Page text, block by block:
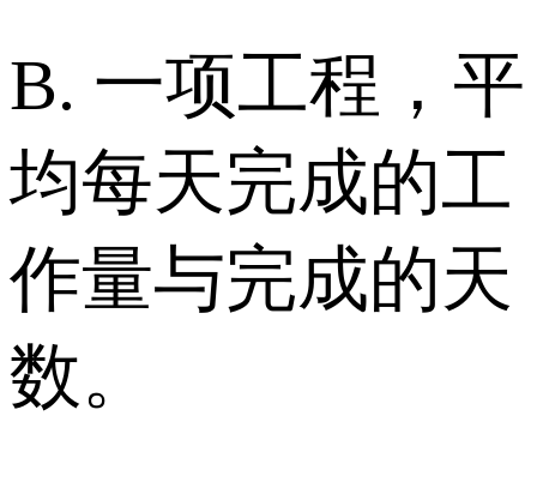
B. 一项工程，平
均每天完成的工
作量与完成的天
数。